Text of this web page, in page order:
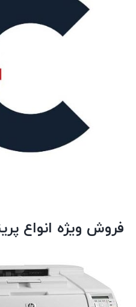
فروش ویژه انواع